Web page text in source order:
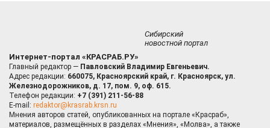
Сибирский
новостной портал
Интернет-портал «КРАСРАБ.РУ»
Главный редактор — Павловский Владимир Евгеньевич.
Адрес редакции: 660075, Красноярский край, г. Красноярск, ул.
Железнодорожников, д. 17, пом. 9, оф. 615.
Телефон редакции: +7 (391) 211-56-88
E-mail: redaktor@krasrab.krsn.ru
Мнения авторов статей, опубликованных на портале «Красраб»,
материалов, размещённых в разделах «Мнения», «Молва», а также